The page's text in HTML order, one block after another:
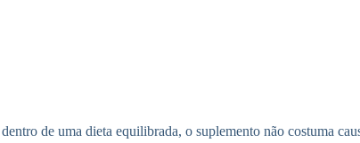
de uma dieta equilibrada, o suplemento não costuma